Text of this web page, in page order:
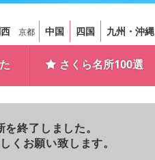
京都 中国 四国 九州・沖縄
さくら名所100選
終了しました。
くお願い致します。